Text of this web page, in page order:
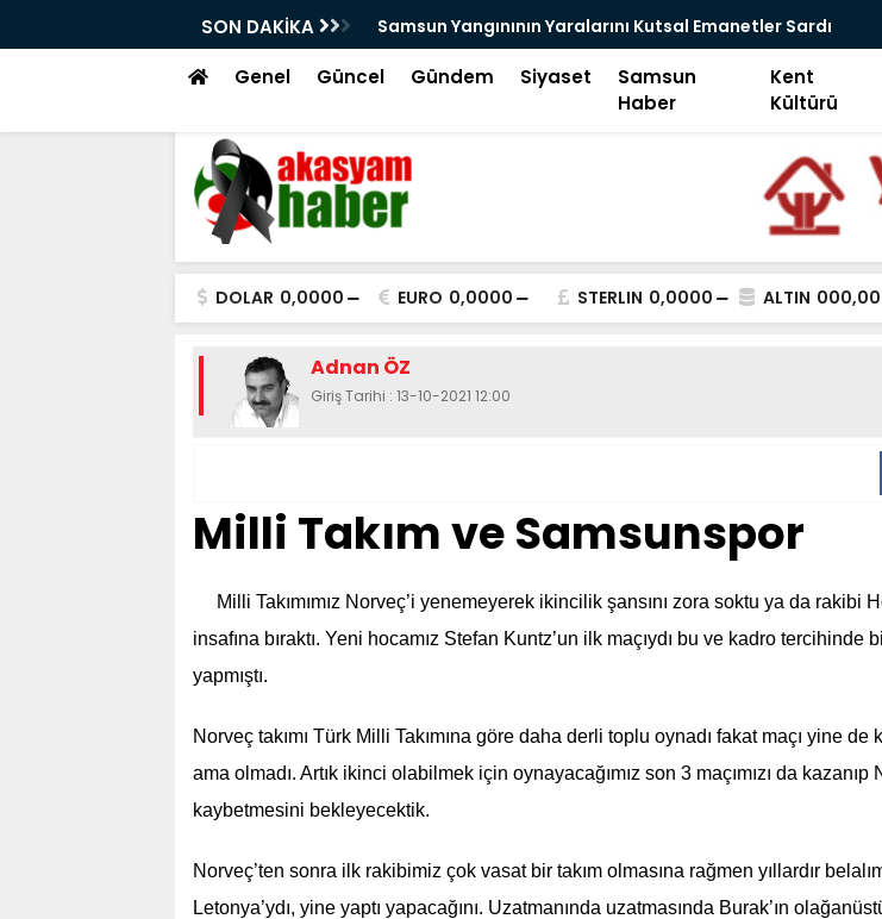
SON DAKİKA
Kutsal Emanetler Sardı Motivasyonda Dijital Devrim-2
Genel Güncel Gündem Siyaset
Samsun
Haber
Kent
Kültürü
DOLAR 0,0000 EURO 0,0000 STERLIN 0,0000 ALTIN 000,00
Adnan ÖZ
Giriş Tarihi : 13-10-2021 12:00
Milli Takım ve Samsunspor
Milli Takımımız Norveç’i yenemeyerek ikincilik şansını zora soktu ya da rakibi
insafına bıraktı. Yeni hocamız Stefan Kuntz’un ilk maçıydı bu ve kadro tercihinde
yapmıştı.
Norveç takımı Türk Milli Takımına göre daha derli toplu oynadı fakat maçı yine
ama olmadı. Artık ikinci olabilmek için oynayacağımız son 3 maçımızı da kazanıp
kaybetmesini bekleyecektik.
Norveç’ten sonra ilk rakibimiz çok vasat bir takım olmasına rağmen yıllardır
Letonya’ydı, yine yaptı yapacağını. Uzatmanında uzatmasında Burak’ın